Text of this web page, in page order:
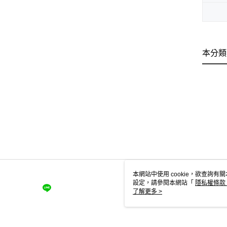
本分
本網站中使用 cookie，欲查詢有
設定，請參閱本網站「 隱私權條款
使用 cookie。
了解更多 >